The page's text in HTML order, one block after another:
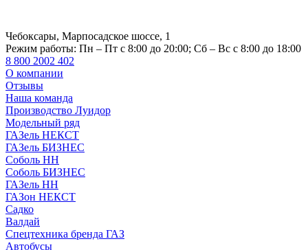
Чебоксары, Марпосадское шоссе, 1
Режим работы: Пн – Пт с 8:00 до 20:00; Сб – Вс с 8:00 до 18:00
8 800 2002 402
О компании
Отзывы
Наша команда
Производство Луидор
Модельный ряд
ГАЗель НЕКСТ
ГАЗель БИЗНЕС
Соболь НН
Соболь БИЗНЕС
ГАЗель НН
ГАЗон НЕКСТ
Садко
Валдай
Спецтехника бренда ГАЗ
Автобусы